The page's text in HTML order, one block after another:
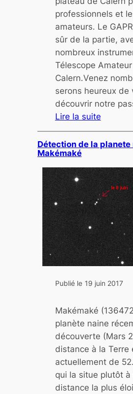
professionnels et
amateurs. Le
sûr de la partie,
nombreux
Télescope
Calern.Venez
serons heureux de
découvrir notre
Lire la suite
:
N
i
t
d
e
s
c
o
u
o
e
s
o
u
v
e
r
Détection de la planete
Makémaké
Publié le 19 juin 2017
Makémaké
planète naine
découverte (Mars
distance à la Terre
actuellement de
qui la situe plutôt à
distance la plus